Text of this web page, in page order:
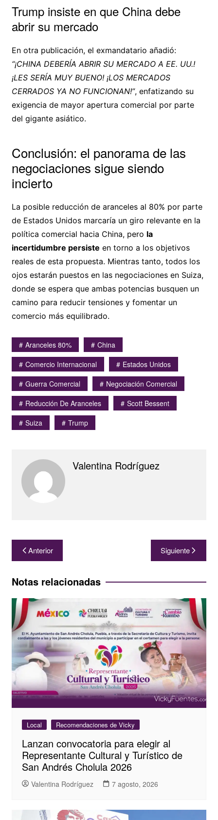
Trump insiste en que China debe
abrir su mercado
En otra publicación, el exmandatario añadió:
“¡CHINA DEBERÍA ABRIR SU MERCADO A EE. UU.!
¡LES SERÍA MUY BUENO! ¡LOS MERCADOS
CERRADOS YA NO FUNCIONAN!”, enfatizando su
exigencia de mayor apertura comercial por parte
del gigante asiático.
Conclusión: el panorama de las
negociaciones sigue siendo
incierto
La posible reducción de aranceles al 80% por parte
de Estados Unidos marcaría un giro relevante en la
política comercial hacia China, pero la
incertidumbre persiste en torno a los objetivos
reales de esta propuesta. Mientras tanto, todos los
ojos estarán puestos en las negociaciones en Suiza,
donde se espera que ambas potencias busquen un
camino para reducir tensiones y fomentar un
comercio más equilibrado.
Aranceles 80%
China
Comercio Internacional
Estados Unidos
Guerra Comercial
Negociación Comercial
Reducción De Aranceles
Scott Bessent
Suiza
Trump
Valentina Rodríguez
Navegación
de
entradas
Anterior Siguiente
Notas relacionadas
Local Recomendaciones de Vicky
Lanzan convocatoria para elegir al
Representante Cultural y Turístico de
San Andrés Cholula 2026
Valentina Rodríguez 7 agosto, 2026